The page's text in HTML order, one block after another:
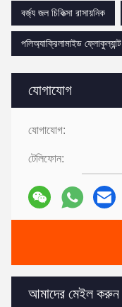
যোগাযোগ
যোগাযোগ:
টেলিফোন:
আমাদের মেইল করুন
বর্জ্য জল চিকিত্সা রাসায়নিক
পলিঅ্যাক্রিলামাইড ফ্লোকুল্যান্ট